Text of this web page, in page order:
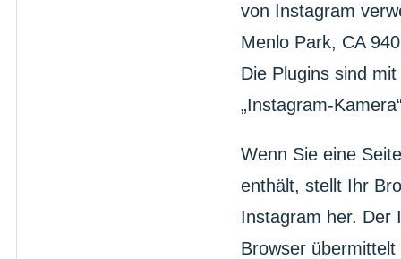
von Instagram
Menlo Park, CA
Die Plugins sind
„Instagram-
Wenn Sie eine
enthält, stellt Ihr
Instagram her. Der
Browser